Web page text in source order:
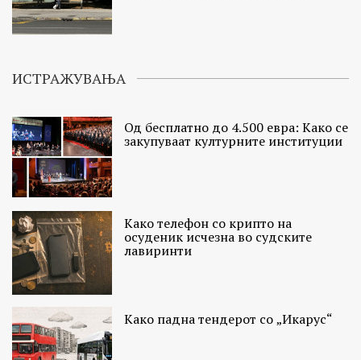
ИСТРАЖУВАЊА
Од бесплатно до 4.500 евра: Како се
закупуваат културните институции
Како телефон со крипто на
осуденик исчезна во судските
лавиринти
Како падна тендерот со „Икарус“